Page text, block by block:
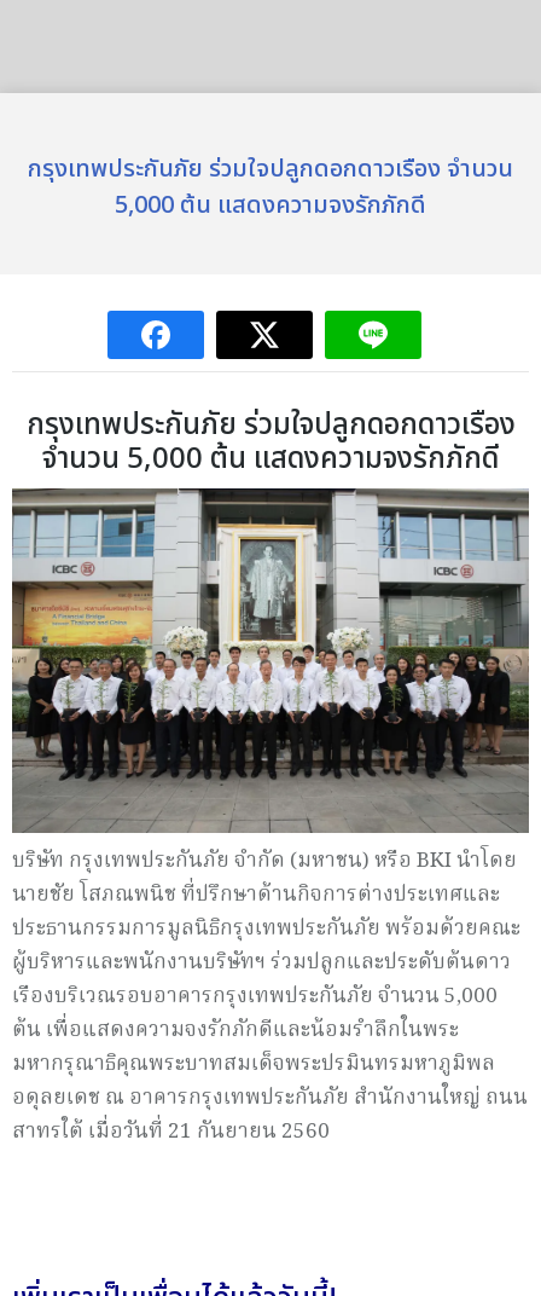
กรุงเทพประกันภัย ร่วมใจปลูกดอกดาวเรือง จำนวน
5,000 ต้น แสดงความจงรักภักดี
กรุงเทพประกันภัย ร่วมใจปลูกดอกดาวเรือง
จำนวน 5,000 ต้น แสดงความจงรักภักดี
บริษัท กรุงเทพประกันภัย จำกัด (มหาชน) หรือ BKI นำโดย
นายชัย โสภณพนิช ที่ปรึกษาด้านกิจการต่างประเทศและ
ประธานกรรมการมูลนิธิกรุงเทพประกันภัย พร้อมด้วยคณะ
ผู้บริหารและพนักงานบริษัทฯ ร่วมปลูกและประดับต้นดาว
เรืองบริเวณรอบอาคารกรุงเทพประกันภัย จำนวน 5,000
ต้น เพื่อแสดงความจงรักภักดีและน้อมรำลึกในพระ
มหากรุณาธิคุณพระบาทสมเด็จพระปรมินทรมหาภูมิพล
อดุลยเดช ณ อาคารกรุงเทพประกันภัย สำนักงานใหญ่ ถนน
สาทรใต้ เมื่อวันที่ 21 กันยายน 2560